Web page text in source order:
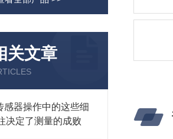
关文章
感器操作中的这些细
决定了测量的成败